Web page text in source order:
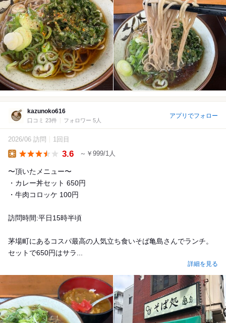
kazunoko616
口コミ 23件 フォロワー 5人
アプリでフォロー
2026/06 訪問 1回目
3.6 ～￥999/1人
〜頂いたメニュー〜
・カレー丼セット 650円
・牛肉コロッケ 100円
訪問時間:平日15時半頃
茅場町にあるコスパ最高の人気立ち食いそば亀島さんでランチ。
セットで650円はサラ...
詳細を見る